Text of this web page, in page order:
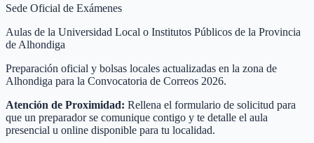
Sede Oficial de Exámenes
Aulas de la Universidad Local o Institutos Públicos de la Provincia
de Alhondiga
Preparación oficial y bolsas locales actualizadas en la zona de
Alhondiga para la Convocatoria de Correos 2026.
Atención de Proximidad: Rellena el formulario de solicitud para
que un preparador se comunique contigo y te detalle el aula
presencial u online disponible para tu localidad.